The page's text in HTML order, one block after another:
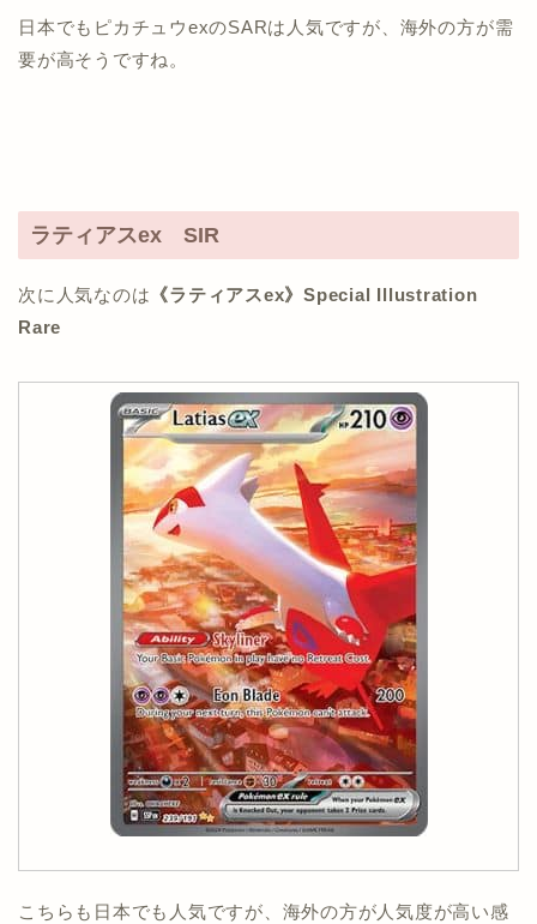
日本でもピカチュウexのSARは人気ですが、海外の方が需
要が高そうですね。
ラティアスex SIR
次に人気なのは 《ラティアスex》Special Illustration
Rare
こちらも日本でも人気ですが、海外の方が人気度が高い感